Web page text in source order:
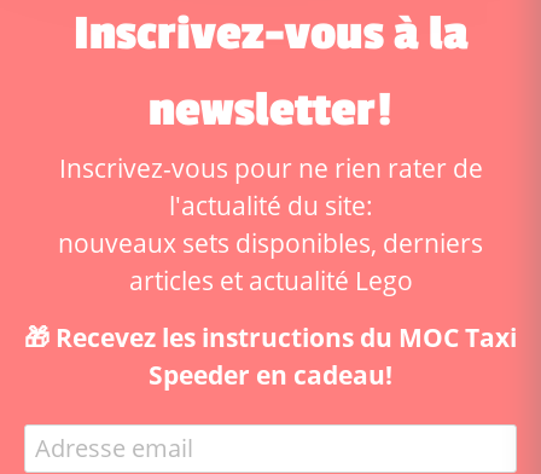
Inscrivez-vous à la
newsletter!
Inscrivez-vous pour ne rien rater de
l'actualité du site:
nouveaux sets disponibles, derniers
articles et actualité Lego
🎁 Recevez les instructions du MOC Taxi
Speeder en cadeau!